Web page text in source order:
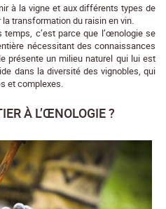
à la vigne et aux différents types de
transformation du raisin en vin.
c’est parce que l’œnologie se
nécessitant des connaissances
présente un milieu naturel qui lui est
dans la diversité des vignobles, qui
et complexes.
À L’ŒNOLOGIE ?